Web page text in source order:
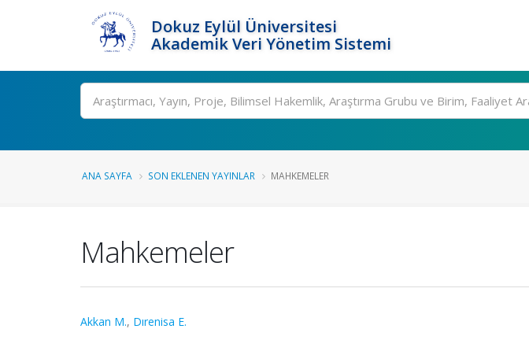
Dokuz Eylül Üniversitesi
Akademik Veri Yönetim Sistemi
Ara
ANA SAYFA SON EKLENEN YAYINLAR MAHKEMELER
Mahkemeler
Akkan M., Dırenisa E.